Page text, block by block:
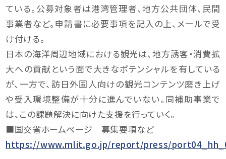
ている。公募対象者は港湾管理者、地方公共団体、民間
事業者など。申請書に必要事項を記入の上、メールで受
け付ける。
日本の海洋周辺地域における観光は、地方誘客・消費拡
大への貢献という面で大きなポテンシャルを有している
が、一方で、訪日外国人向けの観光コンテンツ磨き上げ
や受入環境整備が十分に進んでいない。同補助事業で
は、この課題解決に向けた支援を行っていく。
■国交省ホームページ 募集要項など
https://www.mlit.go.jp/report/press/